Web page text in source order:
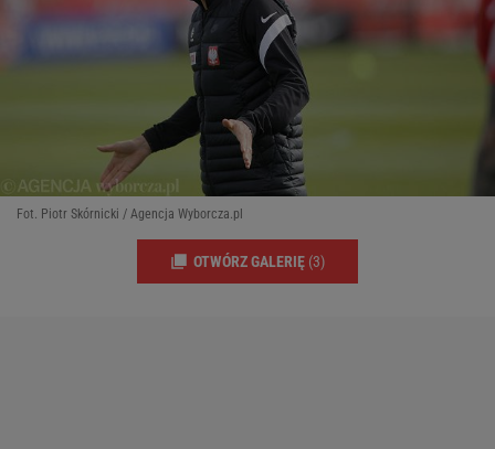
Fot. Piotr Skórnicki / Agencja Wyborcza.pl
OTWÓRZ GALERIĘ (3)